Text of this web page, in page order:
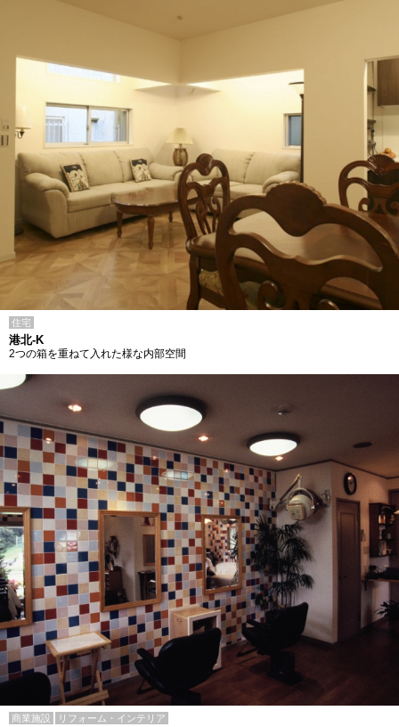
住宅
港北-K
2つの箱を重ねて入れた様な内部空間
商業施設 リフォーム・インテリア